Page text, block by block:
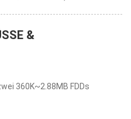
&
360K~2.88MB FDDs